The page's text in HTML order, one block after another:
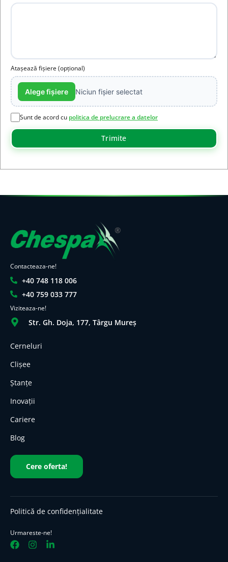
Atașează fișiere (opțional)
Alege fișiere Niciun fișier selectat
Sunt de acord cu politica de prelucrare a datelor
Trimite
Contacteaza-ne!
+40 748 118 006
+40 759 033 777
Viziteaza-ne!
Str. Gh. Doja, 177, Târgu Mureș
Cerneluri
Clișee
Ștanțe
Inovații
Cariere
Blog
Cere oferta!
Politică de confidențialitate
Urmareste-ne!